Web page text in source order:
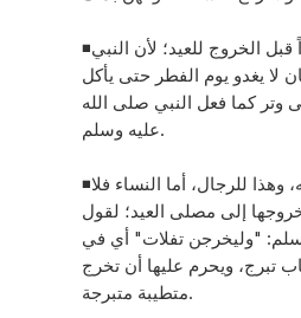
◾️ثانياً: أن يأكل تمراتٍ وتراً قبل الخروج للعيد؛ لأن النبي
لا يغدو يوم الفطر حتى يأكل
وتر كما فعل النبي صلى الله
عليه وسلم.
◾️ثالثاً: يلبس أحسن ثيابه، وهذا للرجال، أما النساء فلا
إلى مصلى العيد؛ لقول
"وليخرجن تفلات" أي في
تبرج، ويحرم عليها أن تخرج
متطيبة متبرجة.